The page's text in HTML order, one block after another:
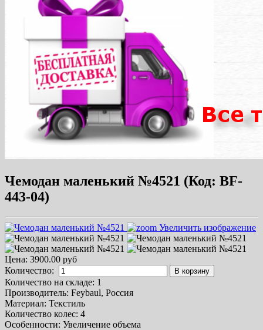
Чемодан маленький №4521 (Код: BF-
443-04)
Увеличить изображение
Цена: 3900.00 руб
Количество:
В корзину
Количество на складе: 1
Производитель: Feybaul, Россия
Материал: Текстиль
Количество колес: 4
Особенности: Увеличение объема